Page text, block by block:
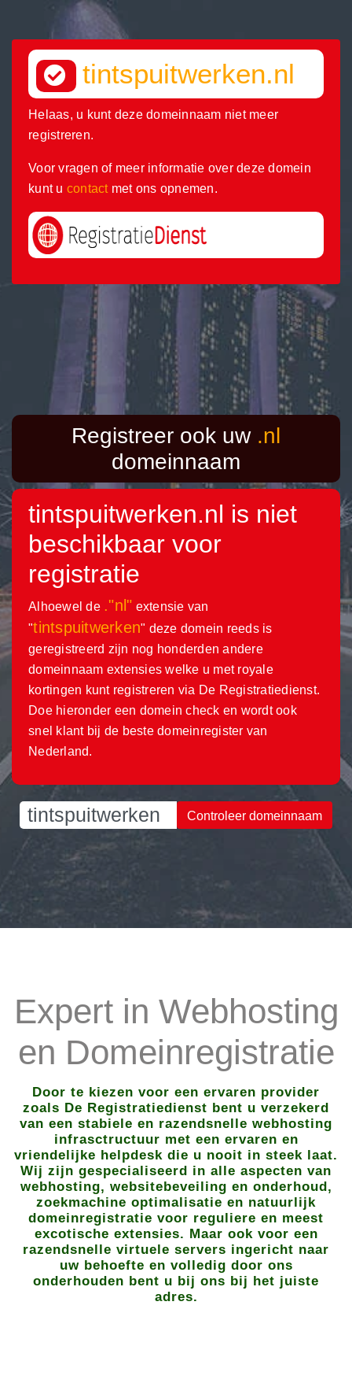
tintspuitwerken.nl
Helaas, u kunt deze domeinnaam niet meer
registreren.
Voor vragen of meer informatie over deze domein
kunt u contactmet ons opnemen.
Registreer ook uw .nl
domeinnaam
tintspuitwerken.nl is niet
beschikbaar voor
registratie
Alhoewel de ."nl" extensie van
"tintspuitwerken" deze domein reeds is
geregistreerd zijn nog honderden andere
domeinnaam extensies welke u met royale
kortingen kunt registreren via De Registratiedienst.
Doe hieronder een domein check en wordt ook
snel klant bij de beste domeinregister van
Nederland.
Controleer domeinnaam
Expert in Webhosting
en Domeinregistratie
Door te kiezen voor een ervaren provider
zoals De Registratiedienst bent u verzekerd
van een stabiele en razendsnelle webhosting
infrasctructuur met een ervaren en
vriendelijke helpdesk die u nooit in steek laat.
Wij zijn gespecialiseerd in alle aspecten van
webhosting, websitebeveiling en onderhoud,
zoekmachine optimalisatie en natuurlijk
domeinregistratie voor reguliere en meest
excotische extensies. Maar ook voor een
razendsnelle virtuele servers ingericht naar
uw behoefte en volledig door ons
onderhouden bent u bij ons bij het juiste
adres.